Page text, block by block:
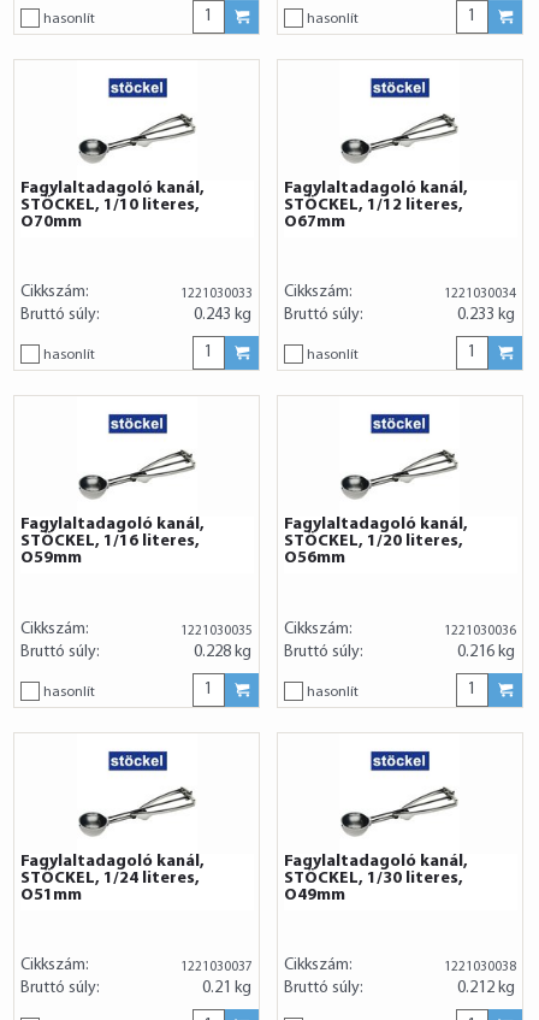
hasonlít hasonlít
Fagylaltadagoló kanál,
STÖCKEL, 1/10 literes,
O70mm
Cikkszám: 1221030033
Bruttó súly: 0.243 kg
hasonlít
Fagylaltadagoló kanál,
STÖCKEL, 1/12 literes,
O67mm
Cikkszám: 1221030034
Bruttó súly: 0.233 kg
hasonlít
Fagylaltadagoló kanál,
STÖCKEL, 1/16 literes,
O59mm
Cikkszám: 1221030035
Bruttó súly: 0.228 kg
hasonlít
Fagylaltadagoló kanál,
STÖCKEL, 1/20 literes,
O56mm
Cikkszám: 1221030036
Bruttó súly: 0.216 kg
hasonlít
Fagylaltadagoló kanál,
STÖCKEL, 1/24 literes,
O51mm
Cikkszám: 1221030037
Bruttó súly: 0.21 kg
Fagylaltadagoló kanál,
STÖCKEL, 1/30 literes,
O49mm
Cikkszám: 1221030038
Bruttó súly: 0.212 kg